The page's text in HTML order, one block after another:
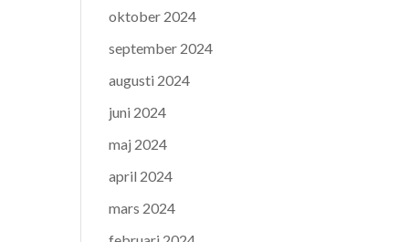
oktober 2024
september 2024
augusti 2024
juni 2024
maj 2024
april 2024
mars 2024